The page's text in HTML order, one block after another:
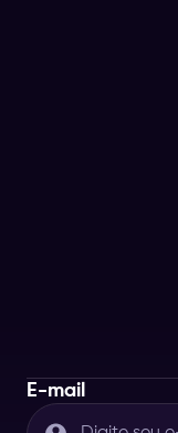
E-mail